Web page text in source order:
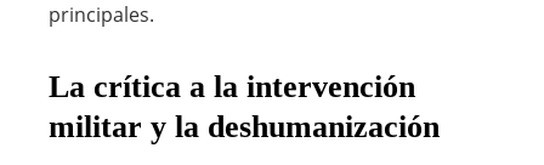
principales.
La crítica a la intervención
militar y la deshumanización